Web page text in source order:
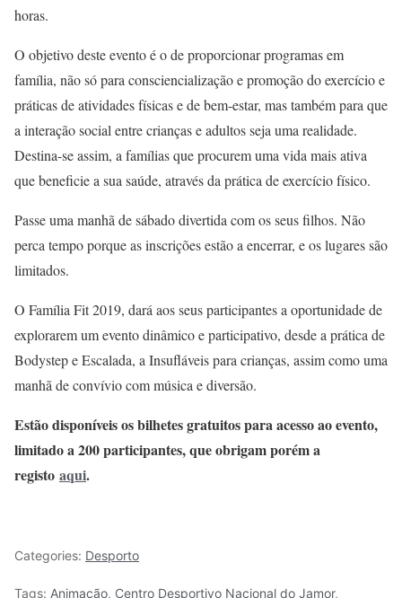
horas.
O objetivo deste evento é o de proporcionar programas em
família, não só para consciencialização e promoção do exercício e
práticas de atividades físicas e de bem-estar, mas também para que
a interação social entre crianças e adultos seja uma realidade.
Destina-se assim, a famílias que procurem uma vida mais ativa
que beneficie a sua saúde, através da prática de exercício físico.
Passe uma manhã de sábado divertida com os seus filhos. Não
perca tempo porque as inscrições estão a encerrar, e os lugares são
limitados.
O Família Fit 2019, dará aos seus participantes a oportunidade de
explorarem um evento dinâmico e participativo, desde a prática de
Bodystep e Escalada, a Insufláveis para crianças, assim como uma
manhã de convívio com música e diversão.
Estão disponíveis os bilhetes gratuitos para acesso ao evento,
limitado a 200 participantes, que obrigam porém a
registo aqui.
Categories: Desporto
Tags: Animação, Centro Desportivo Nacional do Jamor,